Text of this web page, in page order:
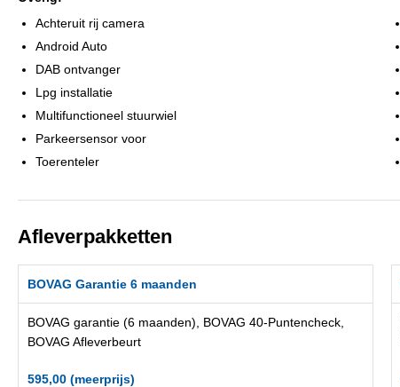
Achteruit rij camera
Android Auto
DAB ontvanger
Lpg installatie
Multifunctioneel stuurwiel
Parkeersensor voor
Toerenteler
Afleverpakketten
BOVAG Garantie 6 maanden
BOVAG garantie (6 maanden), BOVAG 40-Puntencheck,
BOVAG Afleverbeurt
595,00 (meerprijs)